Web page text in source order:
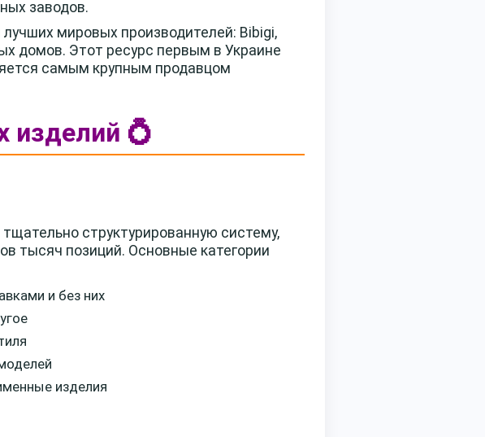
заводов.
мировых производителей: Bibigi,
домов. Этот ресурс первым в Украине
самым крупным продавцом
изделий 💍
структурированную систему,
тысяч позиций. Основные категории
и без них
изделия